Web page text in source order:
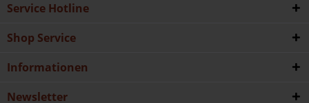
Service Hotline
Shop Service
Informationen
Newsletter